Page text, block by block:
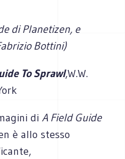
di Planetizen, e
Bottini)
To Sprawl,W.W.
diA Field Guide
è allo stesso